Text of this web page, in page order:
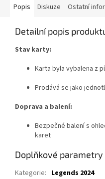
Popis Diskuze Ostatní
Detailní popis
Stav karty:
Karta byla vybalena z
Prodává se jako
Doprava a balení:
Bezpečné balení s
karet
Doplňkové parametry
Kategorie: Legends 2024